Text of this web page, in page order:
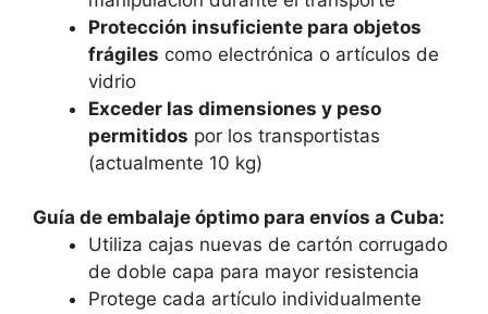
Protección insuficiente para objetos
frágiles como electrónica o artículos de
vidrio
Exceder las dimensiones y peso
permitidos por los transportistas
(actualmente 10 kg)
Guía de embalaje óptimo para envíos a Cuba:
Utiliza cajas nuevas de cartón corrugado
de doble capa para mayor resistencia
Protege cada artículo individualmente